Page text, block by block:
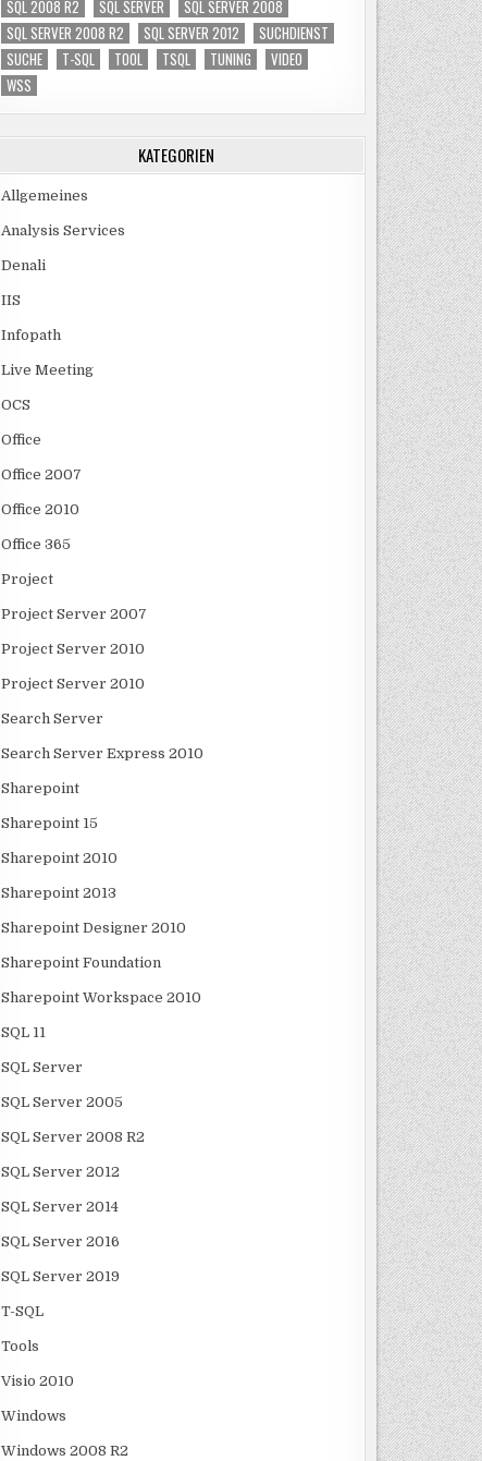
SQL 2008 R2
SQL SERVER
SQL SERVER 2008
SQL SERVER 2008 R2
SQL SERVER 2012
SUCHDIENST
SUCHE
T-SQL TOOL TSQL TUNING
VIDEO
WSS
KATEGORIEN
Allgemeines
Analysis Services
Denali
IIS
Infopath
Live Meeting
OCS
Office
Office 2007
Office 2010
Office 365
Project
Project Server 2007
Project Server 2010
Project Server 2010
Search Server
Search Server Express 2010
Sharepoint
Sharepoint 15
Sharepoint 2010
Sharepoint 2013
Sharepoint Designer 2010
Sharepoint Foundation
Sharepoint Workspace 2010
SQL 11
SQL Server
SQL Server 2005
SQL Server 2008 R2
SQL Server 2012
SQL Server 2014
SQL Server 2016
SQL Server 2019
T-SQL
Tools
Visio 2010
Windows
Windows 2008 R2